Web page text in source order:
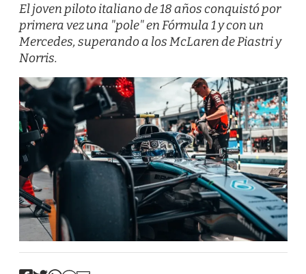
El joven piloto italiano de 18 años conquistó por
primera vez una "pole" en Fórmula 1 y con un
Mercedes, superando a los McLaren de Piastri y
Norris.